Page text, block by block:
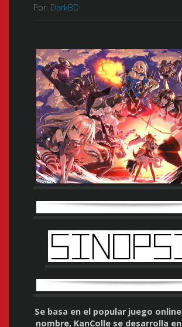
Por DarkBD
Se basa en el popular juego
nombre, KanColle se desarrolla